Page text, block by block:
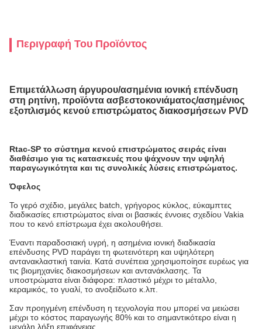
Περιγραφή Του Προϊόντος
Επιμετάλλωση άργυρου/ασημένια ιονική επένδυση
στη ρητίνη, προϊόντα ασβεστοκονιάματος/ασημένιος
εξοπλισμός κενού επιστρώματος διακοσμήσεων PVD
Rtac-SP το σύστημα κενού επιστρώματος σειράς είναι
διαθέσιμο για τις κατασκευές που ψάχνουν την υψηλή
παραγωγικότητα και τις συνολικές λύσεις επιστρώματος.
Όφελος
Το γερό σχέδιο, μεγάλες batch, γρήγορος κύκλος, εύκαμπτες
διαδικασίες επιστρώματος είναι οι βασικές έννοιες σχεδίου Vakia
που το κενό επίστρωμα έχει ακολουθήσει.
Έναντι παραδοσιακή υγρή, η ασημένια ιονική διαδικασία
επένδυσης PVD παράγει τη φωτεινότερη και υψηλότερη
αντανακλαστική ταινία. Κατά συνέπεια χρησιμοποίησε ευρέως για
τις βιομηχανίες διακοσμήσεων και αντανάκλασης. Τα
υποστρώματα είναι διάφορα: πλαστικό μέχρι το μέταλλο,
κεραμικός, το γυαλί, το ανοξείδωτο κ.λπ.
Σαν προηγμένη επένδυση η τεχνολογία που μπορεί να μειώσει
μέχρι το κόστος παραγωγής 80% και το σημαντικότερο είναι η
μεγάλη λήξη επιφάνειας.